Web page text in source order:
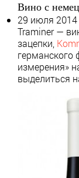
Вино с
29 июля 2014
Traminer —
зацепки,
германского
измерения»
выделиться